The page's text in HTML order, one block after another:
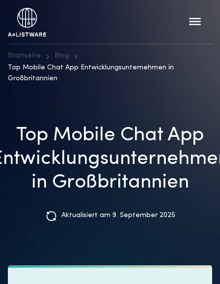
Startseite
Blog
Top Mobile Chat App Entwicklungsunternehmen in
Großbritannien
Top Mobile Chat App
in Großbritannien
Aktualisiert am 9. September 2025